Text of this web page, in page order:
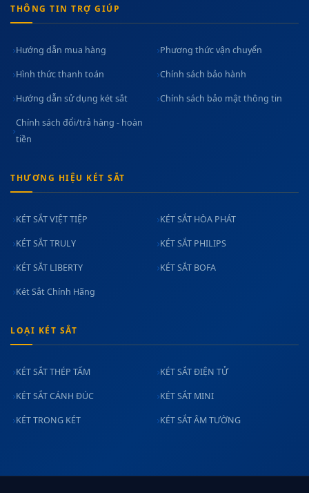
THÔNG TIN TRỢ GIÚP
Hướng dẫn mua hàng Phương thức vận chuyển
Hình thức thanh toán Chính sách bảo hành
Hướng dẫn sử dụng két sắt Chính sách bảo mật thông tin
Chính sách đổi/trả hàng - hoàn
tiền
THƯƠNG HIỆU KÉT SẮT
KÉT SẮT VIỆT TIỆP KÉT SẮT HÒA PHÁT
KÉT SẮT TRULY KÉT SẮT PHILIPS
KÉT SẮT LIBERTY KÉT SẮT BOFA
Két Sắt Chính Hãng
LOẠI KÉT SẮT
KÉT SẮT THÉP TẤM KÉT SẮT ĐIỆN TỬ
KÉT SẮT CÁNH ĐÚC KÉT SẮT MINI
KÉT TRONG KÉT KÉT SẮT ÂM TƯỜNG